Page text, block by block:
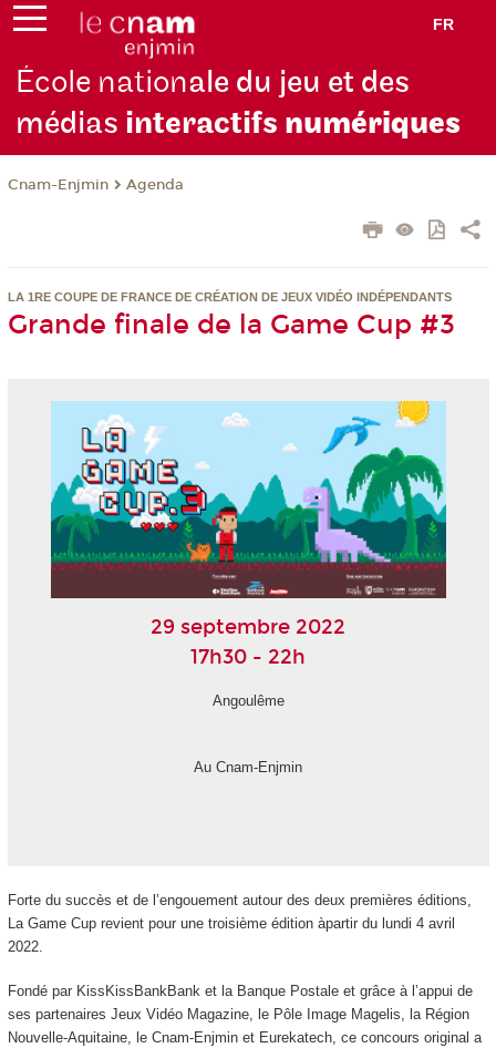
FR
École nationale du jeu et des
médias interactifs numériques
Cnam-Enjmin Agenda
LA 1RE COUPE DE FRANCE DE CRÉATION DE JEUX VIDÉO INDÉPENDANTS
Grande finale de la Game Cup #3
29 septembre 2022
17h30 - 22h
Angoulême
Au Cnam-Enjmin
Forte du succès et de l’engouement autour des deux premières éditions,
La Game Cup revient pour une troisième édition àpartir du lundi 4 avril
2022.
Fondé par KissKissBankBank et la Banque Postale et grâce à l’appui de
ses partenaires Jeux Vidéo Magazine, le Pôle Image Magelis, la Région
Nouvelle-Aquitaine, le Cnam-Enjmin et Eurekatech, ce concours original a